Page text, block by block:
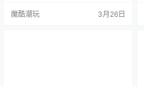
魔酷潮玩 3月26日